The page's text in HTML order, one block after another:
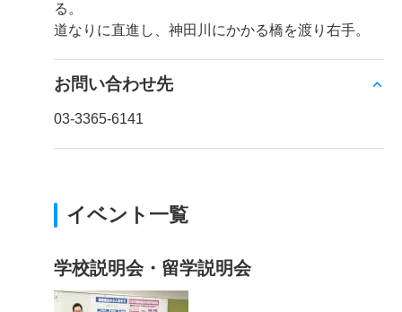
る。
道なりに直進し、神田川にかかる橋を渡り右手。
お問い合わせ先
03-3365-6141
イベント一覧
学校説明会・留学説明会